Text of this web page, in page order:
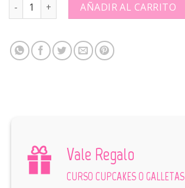
AÑADIR AL CARRITO
Vale Regalo
CURSO CUPCAKES O GALLETAS